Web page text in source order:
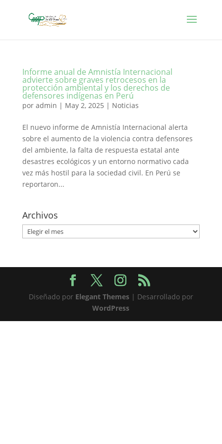
Informe anual de Amnistía Internacional
advierte sobre graves retrocesos en la
protección ambiental y los derechos de
defensores indígenas en Perú
por admin | May 2, 2025 | Noticias
El nuevo informe de Amnistía Internacional alerta
sobre el aumento de la violencia contra defensores
del ambiente, la falta de respuesta estatal ante
desastres ecológicos y un entorno normativo cada
vez más hostil para la sociedad civil. En Perú se
reportaron...
Archivos
Archivos
Diseñado por Elegant Themes| Desarrollado por
WordPress